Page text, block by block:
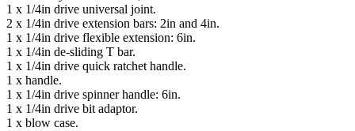
1 x 1/4in drive universal joint.
2 x 1/4in drive extension bars: 2in and 4in.
1 x 1/4in drive flexible extension: 6in.
1 x 1/4in de-sliding T bar.
1 x 1/4in drive quick ratchet handle.
1 x handle.
1 x 1/4in drive spinner handle: 6in.
1 x 1/4in drive bit adaptor.
1 x blow case.